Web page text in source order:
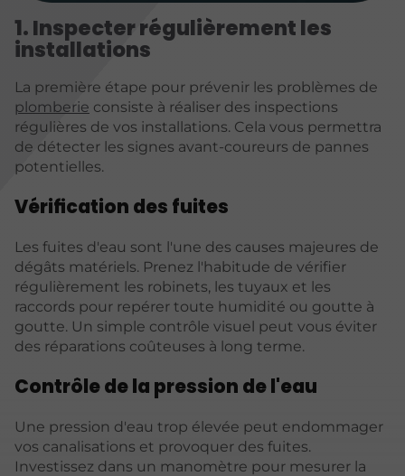
1. Inspecter régulièrement les
installations
La première étape pour prévenir les problèmes de
plomberie consiste à réaliser des inspections
régulières de vos installations. Cela vous permettra
de détecter les signes avant-coureurs de pannes
potentielles.
Vérification des fuites
Les fuites d'eau sont l'une des causes majeures de
dégâts matériels. Prenez l'habitude de vérifier
régulièrement les robinets, les tuyaux et les
raccords pour repérer toute humidité ou goutte à
goutte. Un simple contrôle visuel peut vous éviter
des réparations coûteuses à long terme.
Contrôle de la pression de l'eau
Une pression d'eau trop élevée peut endommager
vos canalisations et provoquer des fuites.
Investissez dans un manomètre pour mesurer la